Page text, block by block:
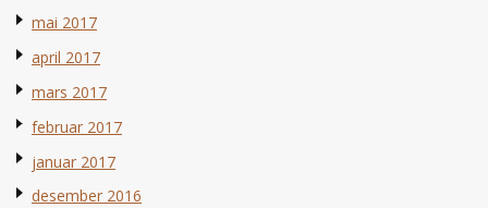
mai 2017
april 2017
mars 2017
februar 2017
januar 2017
desember 2016